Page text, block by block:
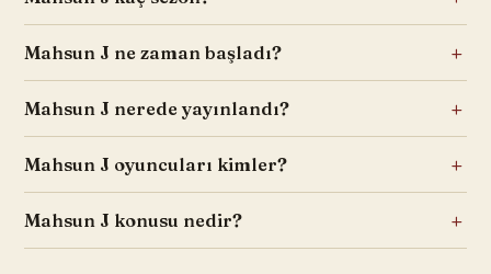
Mahsun J ne zaman başladı?
Mahsun J nerede yayınlandı?
Mahsun J oyuncuları kimler?
Mahsun J konusu nedir?